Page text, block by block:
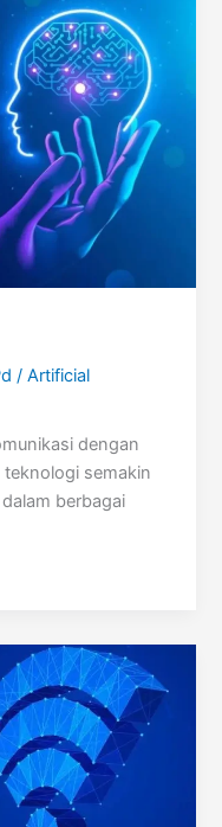
/Artificial
dengan
teknologi semakin
berbagai